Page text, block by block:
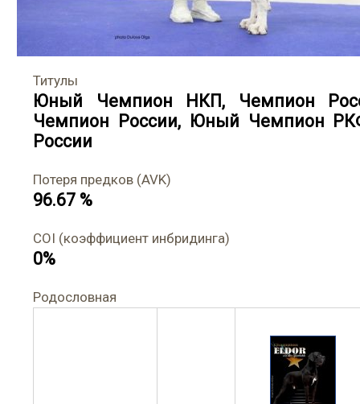
Титулы
Юный Чемпион НКП, Чемпион
Чемпион России, Юный Чемпион
России
Потеря предков (AVK)
96.67 %
COI (коэффициент инбридинга)
0%
Родословная